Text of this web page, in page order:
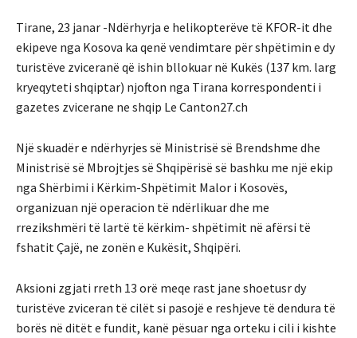
Tirane, 23 janar -Ndërhyrja e helikopterëve të KFOR-it dhe
ekipeve nga Kosova ka qenë vendimtare për shpëtimin e dy
turistëve zviceranë që ishin bllokuar në Kukës (137 km. larg
kryeqyteti shqiptar) njofton nga Tirana korrespondenti i
gazetes zvicerane ne shqip Le Canton27.ch
Një skuadër e ndërhyrjes së Ministrisë së Brendshme dhe
Ministrisë së Mbrojtjes së Shqipërisë së bashku me një ekip
nga Shërbimi i Kërkim-Shpëtimit Malor i Kosovës,
organizuan një operacion të ndërlikuar dhe me
rrezikshmëri të lartë të kërkim- shpëtimit në afërsi të
fshatit Çajë, ne zonën e Kukësit, Shqipëri.
Aksioni zgjati rreth 13 orë meqe rast jane shoetusr dy
turistëve zviceran të cilët si pasojë e reshjeve të dendura të
borës në ditët e fundit, kanë pësuar nga orteku i cili i kishte